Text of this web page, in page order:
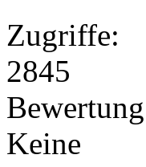
Zugriffe:
2845
Keine